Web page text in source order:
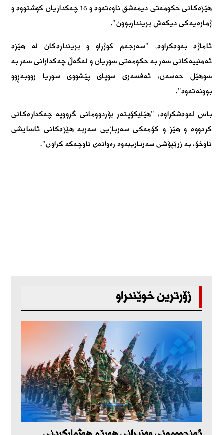
هێزەکانی حکومەتی دیمەشق ناوەتەوە و 16 چەکداریان کوشتووە و
ژمارەیەکى دیکەش برینداربوون".
ئاماژە بەوەکراوە، "سەرجەم کوژراو و بریندارەکان لە هێزە
ئەمنییەکانی سەر بە حکومەتی سوریان و لەگەڵ چەکدارانی سەر بە
سوهێل حەسەن، ئەفسەری سوپای پێشووی سوریا رووبەڕوو
بوونەتەوە".
باس لەوەشکراوە، "هێلیکۆپتەر بۆردوومانى گرووپە چەکدارەکانى
کردووە و هێز و کۆمەکی سەربازیی سەربە هێزەکانی ئاسایشی
ناوخۆ، بە زرێپۆشی سەربازییەوە رەوانەی ناوچەکە کراون".
زۆرترین خوێندراو